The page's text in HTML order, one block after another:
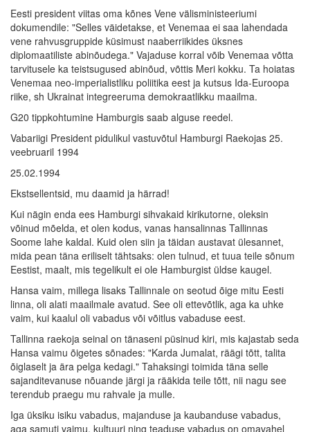
Eesti president viitas oma kõnes Vene välisministeeriumi
dokumendile: "Selles väidetakse, et Venemaa ei saa lahendada
vene rahvusgruppide küsimust naaberriikides üksnes
diplomaatiliste abinõudega." Vajaduse korral võib Venemaa võtta
tarvitusele ka teistsugused abinõud, võttis Meri kokku. Ta hoiatas
Venemaa neo-imperialistliku poliitika eest ja kutsus Ida-Euroopa
riike, sh Ukrainat integreeruma demokraatlikku maailma.
G20 tippkohtumine Hamburgis saab alguse reedel.
Vabariigi President pidulikul vastuvõtul Hamburgi Raekojas 25.
veebruaril 1994
25.02.1994
Ekstsellentsid, mu daamid ja härrad!
Kui nägin enda ees Hamburgi sihvakaid kirikutorne, oleksin
võinud mõelda, et olen kodus, vanas hansalinnas Tallinnas
Soome lahe kaldal. Kuid olen siin ja täidan austavat ülesannet,
mida pean täna eriliselt tähtsaks: olen tulnud, et tuua teile sõnum
Eestist, maalt, mis tegelikult ei ole Hamburgist üldse kaugel.
Hansa vaim, millega lisaks Tallinnale on seotud õige mitu Eesti
linna, oli alati maailmale avatud. See oli ettevõtlik, aga ka uhke
vaim, kui kaalul oli vabadus või võitlus vabaduse eest.
Tallinna raekoja seinal on tänaseni püsinud kiri, mis kajastab seda
Hansa vaimu õigetes sõnades: "Karda Jumalat, räägi tõtt, talita
õiglaselt ja ära pelga kedagi." Tahaksingi toimida täna selle
sajanditevanuse nõuande järgi ja rääkida teile tõtt, nii nagu see
terendub praegu mu rahvale ja mulle.
Iga üksiku isiku vabadus, majanduse ja kaubanduse vabadus,
aga samuti vaimu, kultuuri ning teaduse vabadus on omavahel